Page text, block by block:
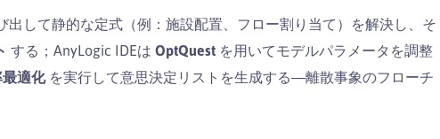
出して静的な定式（例：施設配置、フロー割り当て）を解決し、そ
する；AnyLogic IDEは OptQuest を用いてモデルパラメータを調整
適化を実行して意思決定リストを生成する―離散事象のフローチ